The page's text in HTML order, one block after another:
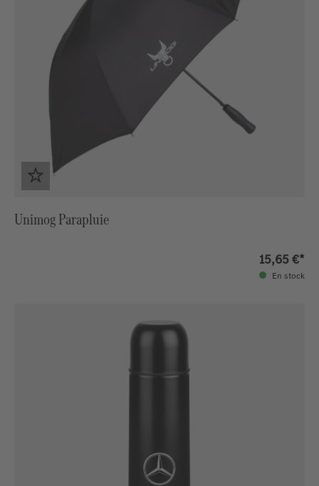
Unimog Parapluie
15,65 €*
En stock